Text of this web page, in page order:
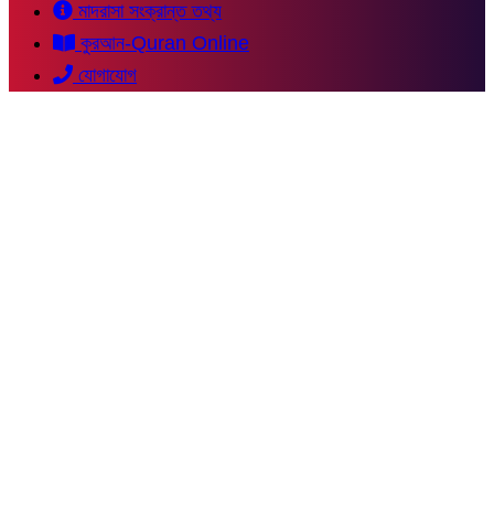
মাদরাসা সংক্রান্ত তথ্য
কুরআন-Quran Online
যোগাযোগ